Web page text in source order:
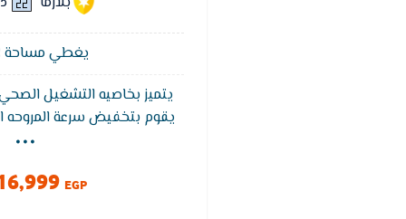
يغطي مساحة 12 متر²
يتميز بخاصيه التشغيل
يقوم بتخفيض سرعة المروحه
وبين درجة حرارة الجو حتى
ماكس به ايضا يتميز
...
EGP